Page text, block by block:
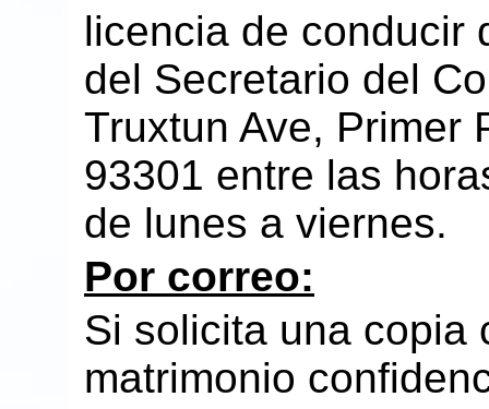
licencia de conducir
del Secretario del
Truxtun Ave, Primer
93301 entre las
de lunes a viernes.
Por correo:
Si solicita una copia
matrimonio